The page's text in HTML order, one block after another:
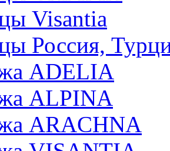
Visantia
Россия,
ADELIA
ALPINA
ARACHNA